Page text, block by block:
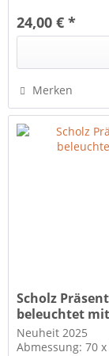
24,00 € *
Merken
Scholz
beleuchtet
Neuheit 2025
Abmessung: 70 x